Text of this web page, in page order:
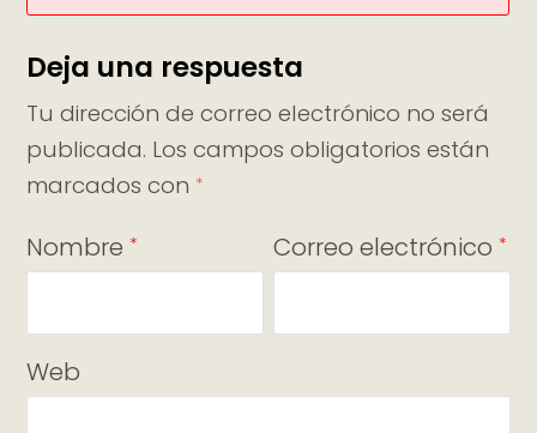
Deja una respuesta
Tu dirección de correo electrónico no será
publicada. Los campos obligatorios están
marcados con *
Nombre * Correo electrónico *
Web